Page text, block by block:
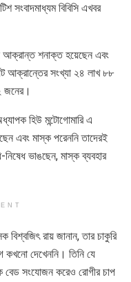
সংবাদমাধ্যম বিবিসি এখবর
আক্রান্ত শনাক্ত হয়েছেন এবং
আক্রান্তের সংখ্যা ২৪ লাখ ৮৮
জনের।
হিউ মন্টোগোমারি এ
এবং মাস্ক পরেননি তাদেরই
নিষেধ ভাঙছেন, মাস্ক ব্যবহার
বিশ্বজিৎ রায় জানান, তার চাকুরি
কখনো দেখেননি। তিনি যে
বেড সংযোজন করেও রোগীর চাপ